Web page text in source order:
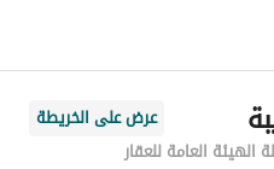
عرض على الخريطة
العامة للعقار